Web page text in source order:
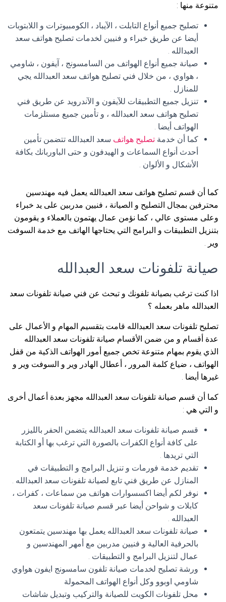
متنوعة منها :
تصليح جميع أنواع التابلت ، الآيباد ، الكومبيوترات و اللابتوبات
أيضا عن طريق خبراء و فنيين لخدمات تصليح هواتف سعد
العبدالله .
صيانة جميع أنواع الهواتف من السامسونج ، آيفون ، شاومي
، هواوي ، من خلال فني تصليح هواتف سعد العبدالله يجي
للمنازل .
تنزيل جميع التطبيقات للآيفون و الآندرويد عن طريق فني
تصليح هواتف سعد العبدالله ، و تأمين جميع مستلزمات
الهواتف أيضا .
كما أن خدمة تصليح هواتف سعد العبدالله تتضمن تأمين
أحدث أنواع السماعات و الهيدفون و حتى الباوربانك بكافة
الأشكال و الألوان .
كما أن قسم تصليح هواتف سعد العبدالله يعمل فيه مهندسين
محترفين بمجال التصليح و الصيانة ، فنيين مدربين على يد خبراء
وعلى مستوى عالي ، كما نؤمن عمال يهتمون بالعملاء و يقومون
بتنزيل التطبيقات و البرامج التي يحتاجها الهاتف مع خدمة السوفت
وير .
صيانة تلفونات سعد العبدالله
اذا كنت ترغب بصيانة تلفونك و تبحث عن فني صيانة تلفونات سعد
العبدالله ماهر بعمله ؟
تصليح تلفونات سعد العبدالله قامت بتقسيم المهام و الأعمال على
عدة أقسام و من ضمن الأقسام صيانة تلفونات سعد العبدالله
الذي يقوم بمهام متنوعة تخص جميع أمور الهواتف الذكية من قفل
الهواتف ، ضياع كلمة المرور ، أعطال الهادر وير و السوفت وير و
غيرها أيضا .
كما أن قسم صيانة تلفونات سعد العبدالله مجهز بعدة أعمال أخرى
و التي هي :
قسم صيانة تلفونات سعد العبدالله يتضمن الحفر بالليزر
على كافة أنواع الكفرات بالصورة التي ترغب بها أو الكتابة
التي تريدها .
تقديم خدمة فورمات و تنزيل البرامج و التطبيقات في
المنازل عن طريق فني تابع لصيانة تلفونات سعد العبدالله .
نوفر لكم أيضا اكسسوارات هواتف من سماعات ، كفرات ،
كابلات و شواحن أيضا عبر قسم صيانة تلفونات سعد
العبدالله .
صيانة تلفونات سعد العبدالله يعمل بها مهندسين يتمتعون
بالحرفية العالية و فنيين مدربين مع أمهر المهندسين و
عمال لتنزيل البرامج و التطبيقات .
ورشة تصليح لخدمات صيانة تلفون سامسونج ايفون هواوي
شاومي اوبوو وكل أنواع الهواتف المحمولة
محل تلفونات الكويت للصيانة والتركيب وتبديل شاشات